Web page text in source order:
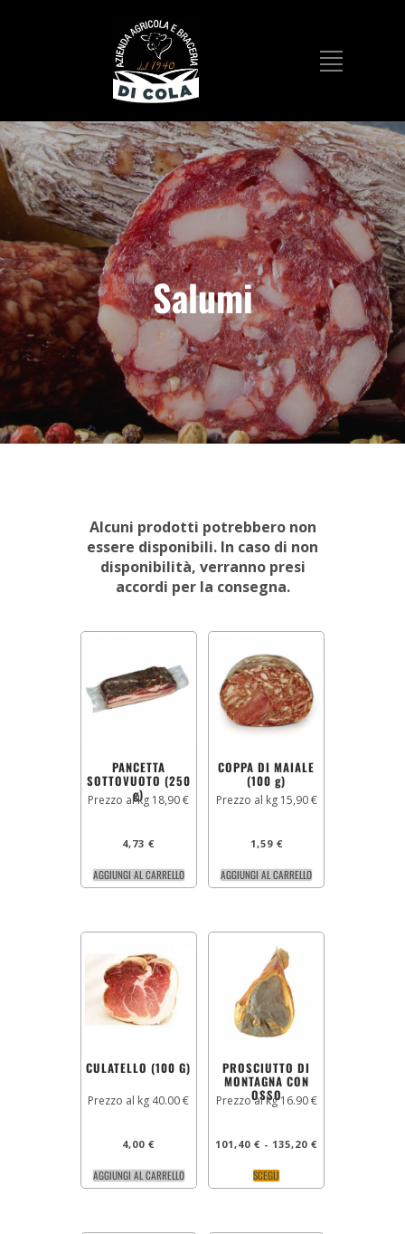
Salumi
Alcuni prodotti potrebbero non
essere disponibili. In caso di non
disponibilità, verranno presi
accordi per la consegna.
PANCETTA
SOTTOVUOTO (250
g)
Prezzo al kg 18,90 €
4,73€
AGGIUNGI AL CARRELLO
COPPA DI MAIALE
(100 g)
Prezzo al kg 15,90 €
1,59 €
AGGIUNGI AL CARRELLO
CULATELLO (100 G)
Prezzo al kg 40.00 €
4,00€
AGGIUNGI AL CARRELLO
PROSCIUTTO DI
MONTAGNA CON
OSSO
Prezzo al kg 16.90 €
101,40€ - 135,20€
SCEGLI